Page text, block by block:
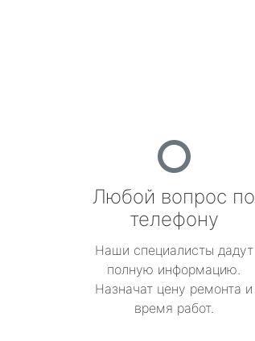
Любой вопрос по
телефону
Наши специалисты дадут
полную информацию.
Назначат цену ремонта и
время работ.